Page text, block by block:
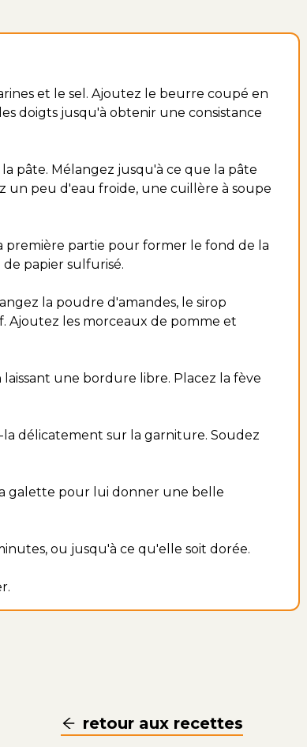
et le sel. Ajoutez le beurre coupé en
doigts jusqu'à obtenir une consistance
pâte. Mélangez jusqu'à ce que la pâte
un peu d'eau froide, une cuillère à soupe
première partie pour former le fond de la
papier sulfurisé.
la poudre d'amandes, le sirop
Ajoutez les morceaux de pomme et
une bordure libre. Placez la fève
délicatement sur la garniture. Soudez
galette pour lui donner une belle
ou jusqu'à ce qu'elle soit dorée.
retour aux recettes